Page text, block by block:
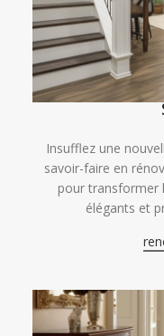
Insufflez une
savoir-faire en
pour transformer
élégants et